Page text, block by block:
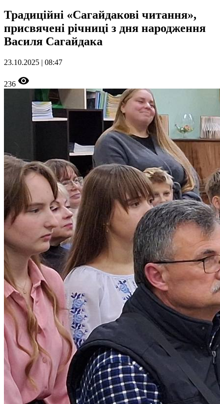
Традиційні «Сагайдакові читання»,
присвячені річниці з дня народження
Василя Сагайдака
23.10.2025 | 08:47
236